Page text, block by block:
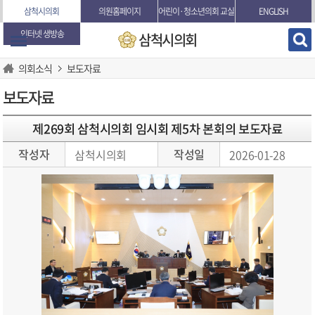
본문바로가기
삼척시의회 의원홈페이지 어린이·청소년의회 교실
ENGLISH
인터넷 생방송
삼척시의회
의회소식 보도자료
보도자료
제269회 삼척시의회 임시회 제5차 본회의 보도자료
작성자 삼척시의회 작성일 2026-01-28